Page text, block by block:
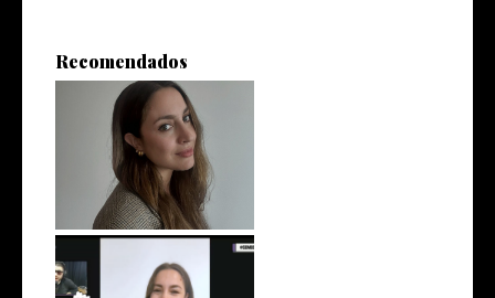
Recomendados
A little Autobombo